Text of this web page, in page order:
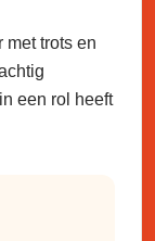
met trots en
een rol heeft